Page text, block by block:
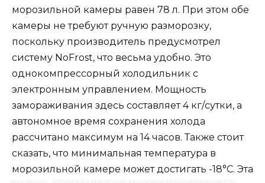
морозильной камеры равен 78 л. При этом обе
камеры не требуют ручную разморозку,
поскольку производитель предусмотрел
систему NoFrost, что весьма удобно. Это
однокомпрессорный холодильник с
электронным управлением. Мощность
замораживания здесь составляет 4 кг/сутки, а
автономное время сохранения холода
рассчитано максимум на 14 часов. Также стоит
сказать, что минимальная температура в
морозильной камере может достигать -18°С. Эта